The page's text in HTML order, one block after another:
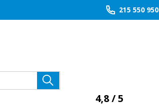
215 550 950
4,8 / 5